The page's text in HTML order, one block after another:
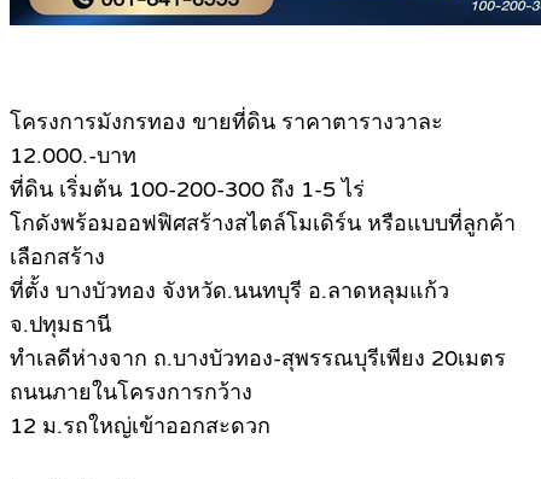
โครงการมังกรทอง ขายที่ดิน ราคาตารางวาละ
12.000.-บาท
ที่ดิน เริ่มต้น 100-200-300 ถึง 1-5 ไร่
โกดังพร้อมออฟฟิศสร้างสไตล์โมเดิร์น หรือแบบที่ลูกค้า
เลือกสร้าง
ที่ตั้ง บางบัวทอง จังหวัด.นนทบุรี อ.ลาดหลุมแก้ว
จ.ปทุมธานี
ทำเลดีห่างจาก ถ.บางบัวทอง-สุพรรณบุรีเพียง 20เมตร
ถนนภายในโครงการกว้าง
12 ม.รถใหญ่เข้าออกสะดวก